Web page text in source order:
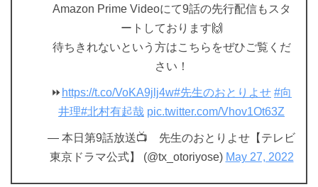
Amazon Prime Videoにて9話の先行配信もスタ
ートしております🙌
待ちきれないという方はこちらをぜひご覧くだ
さい！
⏩ https://t.co/VoKA9jlj4w#先生のおとりよせ #向
井理#北村有起哉 pic.twitter.com/Vhov1Ot63Z
— 本日第9話放送📺 先生のおとりよせ【テレビ
東京ドラマ公式】 (@tx_otoriyose) May 27, 2022